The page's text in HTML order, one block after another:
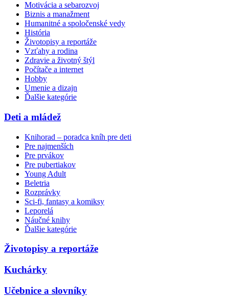
Motivácia a sebarozvoj
Biznis a manažment
Humanitné a spoločenské vedy
História
Životopisy a reportáže
Vzťahy a rodina
Zdravie a životný štýl
Počítače a internet
Hobby
Umenie a dizajn
Ďalšie kategórie
Deti a mládež
Knihorad – poradca kníh pre deti
Pre najmenších
Pre prvákov
Pre pubertiakov
Young Adult
Beletria
Rozprávky
Sci-fi, fantasy a komiksy
Leporelá
Náučné knihy
Ďalšie kategórie
Životopisy a reportáže
Kuchárky
Učebnice a slovníky